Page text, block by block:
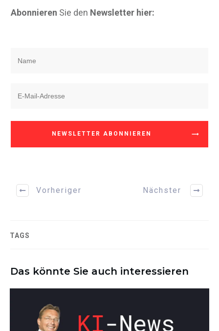
Abonnieren Sie den Newsletter hier:
NEWSLETTER ABONNIEREN
Vorheriger Nächster
TAGS
Das könnte Sie auch interessieren